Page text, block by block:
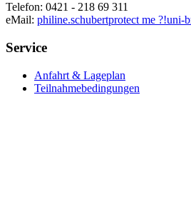
Telefon: 0421 - 218 69 311
eMail: philine.schubertprotect me ?!uni-
Service
Anfahrt & Lageplan
Teilnahmebedingungen